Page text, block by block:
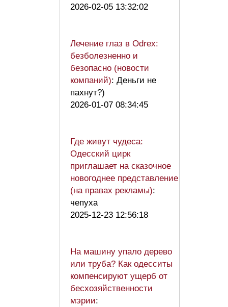
2026-02-05 13:32:02
Лечение глаз в Odrex:
безболезненно и
безопасно (новости
компаний): Деньги не
пахнут?)
2026-01-07 08:34:45
Где живут чудеса:
Одесский цирк
приглашает на сказочное
новогоднее представление
(на правах рекламы):
чепуха
2025-12-23 12:56:18
На машину упало дерево
или труба? Как одесситы
компенсируют ущерб от
бесхозяйственности
мэрии: